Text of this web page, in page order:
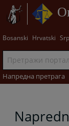
Bosanski Hrvatski
Напредна претрага